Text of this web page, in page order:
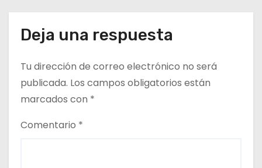
t
r
a
d
a
Deja una respuesta
Tu dirección de correo electrónico no será
publicada. Los campos obligatorios están
marcados con *
Comentario *